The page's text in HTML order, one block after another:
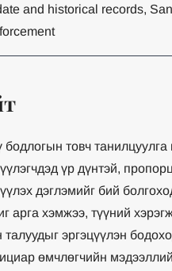
and historical records,
бодлогын товч
үр дүнтэй,
дэглэмийг бий
арга хэмжээ, түүний
талуудыг эргэцүүлэн
өмчлөгчийн